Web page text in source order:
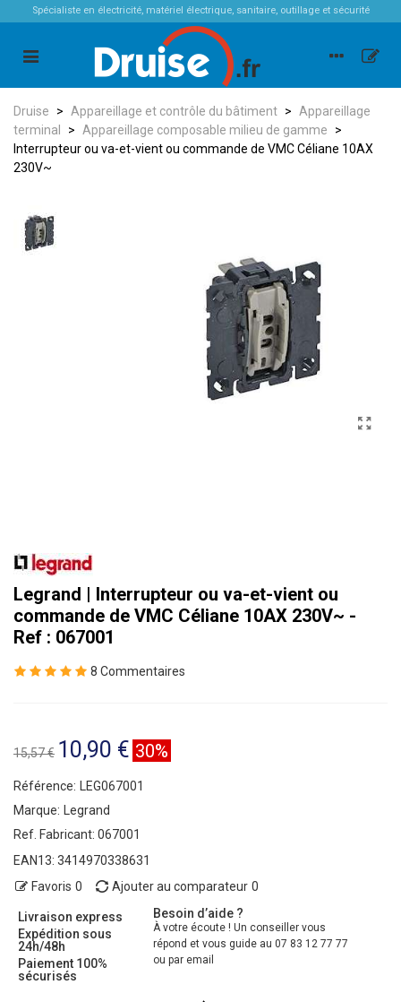
Spécialiste en électricité, matériel électrique, sanitaire, outillage et sécurité
Druise > Appareillage et contrôle du bâtiment >
Appareillage
terminal
> Appareillage composable milieu de gamme
>
Interrupteur ou va-et-vient ou commande de VMC Céliane 10AX
230V~
Legrand | Interrupteur ou va-et-vient ou
commande de VMC Céliane 10AX 230V~ -
Ref : 067001
8 Commentaires
15,57 € 10,90 € 30%
Référence:
LEG067001
Marque:
Legrand
Ref. Fabricant: 067001
EAN13: 3414970338631
Favoris 0 Ajouter au comparateur 0
Livraison express
Expédition sous
24h/48h
Paiement 100%
sécurisés
Besoin d’aide ?
À votre écoute ! Un conseiller vous
répond et vous guide au 07 83 12 77 77
ou par email